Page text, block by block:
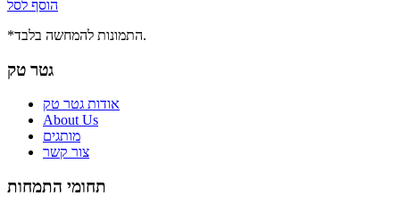
הוסף לסל
*התמונות להמחשה בלבד.
גטר טק
אודות גטר טק
About Us
מותגים
צור קשר
תחומי התמחות